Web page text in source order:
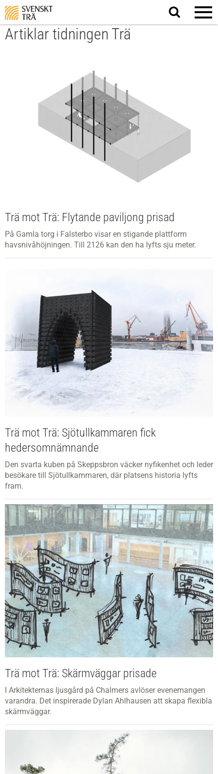
Sök
på
Artiklar tidningen Trä
Trä mot Trä: Flytande paviljong prisad
På Gamla torg i Falsterbo visar en stigande plattform
havsnivåhöjningen. Till 2126 kan den ha lyfts sju meter.
Trä mot Trä: Sjötullkammaren fick
hedersomnämnande
Den svarta kuben på Skeppsbron väcker nyfikenhet och leder
besökare till Sjötullkammaren, där platsens historia lyfts
fram.
Trä mot Trä: Skärmväggar prisade
I Arkitekternas ljusgård på Chalmers avlöser evenemangen
varandra. Det inspirerade Dylan Ahlhausen att skapa flexibla
skärmväggar.